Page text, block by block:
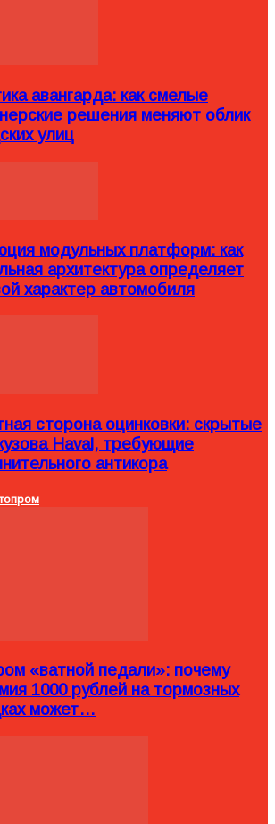
авангарда: как смелые
решения меняют облик
улиц
модульных платформ: как
архитектура определяет
характер автомобиля
сторона оцинковки: скрытые
Haval, требующие
антикора
«ватной педали»: почему
1000 рублей на тормозных
может…